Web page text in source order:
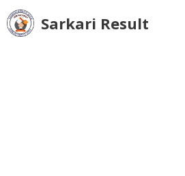
Skip
to
Sarkari Result